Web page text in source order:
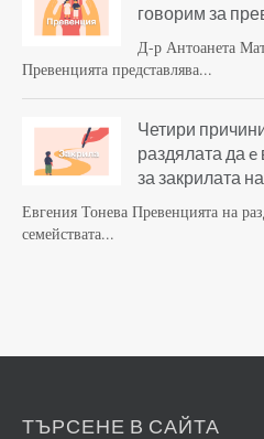
говорим за
Д-р Антоанета
Превенцията представлява...
Четири
раздялата да
за закрилата
Евгения Тонева Превенцията на
семействата...
ТЪРСЕНЕ В САЙТА